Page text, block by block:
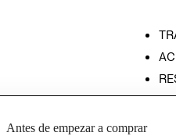
Antes de empezar a comprar